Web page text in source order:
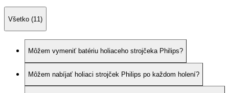
Všetko (11)
Môžem vymeniť batériu holiaceho strojčeka Philips?
Môžem nabíjať holiaci strojček Philips po každom holení?